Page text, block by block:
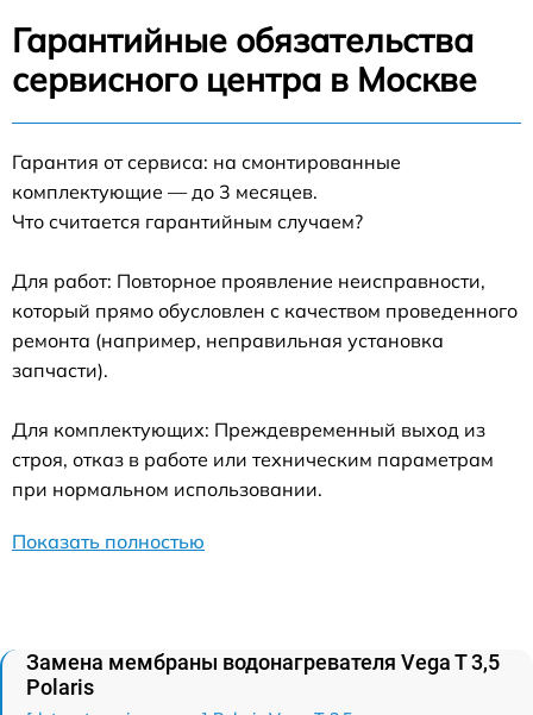
Гарантийные обязательства
сервисного центра в Москве
Гарантия от сервиса: на смонтированные
комплектующие — до 3 месяцев.
Что считается гарантийным случаем?
Для работ: Повторное проявление неисправности,
который прямо обусловлен с качеством проведенного
ремонта (например, неправильная установка
запчасти).
Для комплектующих: Преждевременный выход из
строя, отказ в работе или техническим параметрам
при нормальном использовании.
Показать полностью
Замена мембраны водонагревателя Vega T 3,5
Polaris